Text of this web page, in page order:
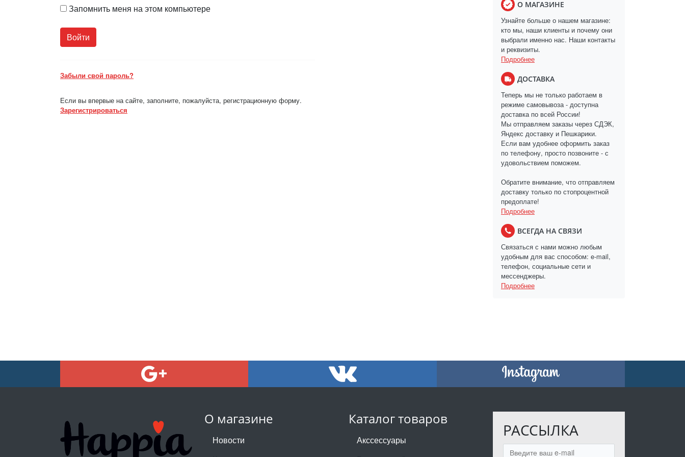
Запомнить меня на этом компьютере
Забыли свой пароль?
Если вы впервые на сайте, заполните, пожалуйста, регистрационную форму.
Зарегистрироваться
О МАГАЗИНЕ
Узнайте больше о нашем магазине:
кто мы, наши клиенты и почему они
выбрали именно нас. Наши контакты
и реквизиты.
Подробнее
ДОСТАВКА
Теперь мы не только работаем в
режиме самовывоза - доступна
доставка по всей России!
Мы отправляем заказы через СДЭК,
Яндекс доставку и Пешкарики.
Если вам удобнее оформить заказ
по телефону, просто позвоните - с
удовольствием поможем.
Обратите внимание, что отправляем
доставку только по стопроцентной
предоплате!
Подробнее
ВСЕГДА НА СВЯЗИ
Связаться с нами можно любым
удобным для вас способом: e-mail,
телефон, социальные сети и
мессенджеры.
Подробнее
О магазине
Новости
Каталог товаров
Акссессуары
РАССЫЛКА